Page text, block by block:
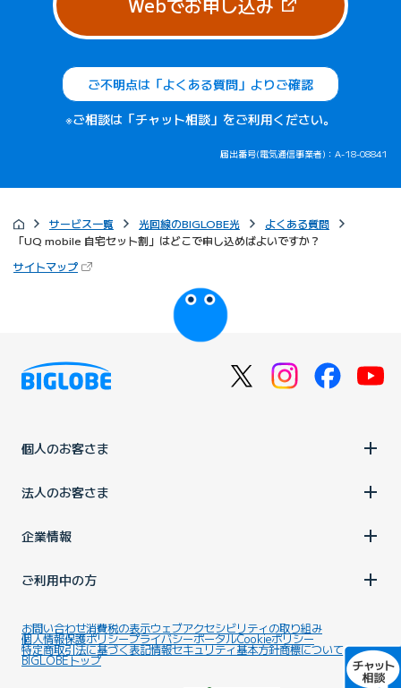
ご不明点は「よくある質問」よりご確認
※ご相談は「チャット相談」をご利用ください。
届出番号(電気通信事業者)：A-18-08841
サービス一覧 光回線のBIGLOBE光
よくある質問
「UQ mobile 自宅セット割」はどこで申し込めばよいですか？
サイトマップ（新しいタブで開きます）
びっぷるのページ
個人のお客さま
法人のお客さま
企業情報
ご利用中の方
お問い合わせ消費税の表示ウェブアクセシビリティの取り組み
個人情報保護ポリシープライバシーポータルCookieポリシー
特定商取引法に基づく表記情報セキュリティ基本方針商標について
BIGLOBEトップ